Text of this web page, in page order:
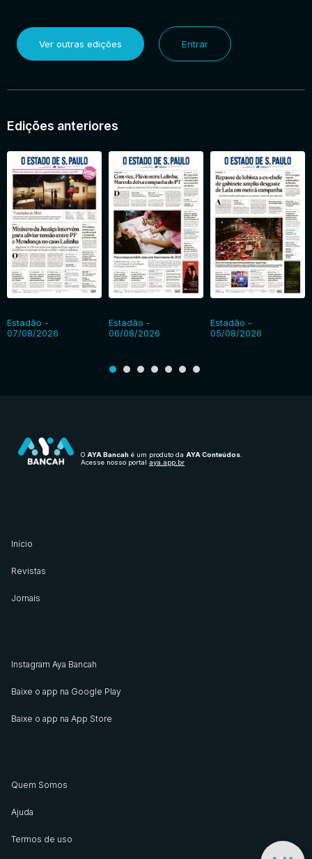
Ver outras edições Entrar
Edições anteriores
Estadão -
07/08/2026
Estadão -
06/08/2026
Estadão -
05/08/2026
O AYA Bancah é um produto da AYA Conteúdos.
Acesse nosso portal aya.app.br
Início
Revistas
Jornais
Instagram Aya Bancah
Baixe o app na Google Play
Baixe o app na App Store
Quem Somos
Ajuda
Termos de uso